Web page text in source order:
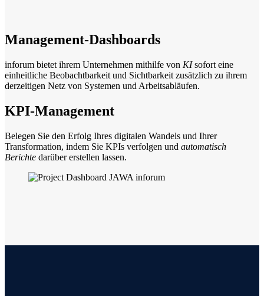
Management-Dashboards
inforum bietet ihrem Unternehmen mithilfe von KIsofort eine
einheitliche Beobachtbarkeit und Sichtbarkeit zusätzlich zu ihrem
derzeitigen Netz von Systemen und Arbeitsabläufen.
KPI-Management
Belegen Sie den Erfolg Ihres digitalen Wandels und Ihrer
Transformation, indem Sie KPIs verfolgen und automatisch
Berichte darüber erstellen lassen.